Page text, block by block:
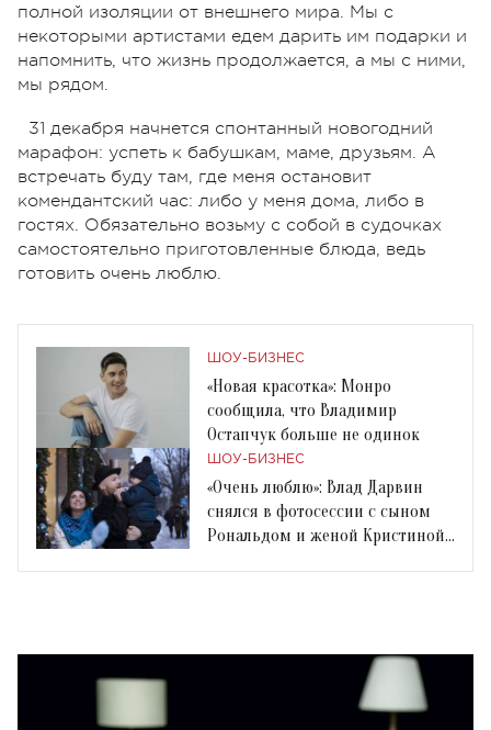
полной изоляции от внешнего мира. Мы с
некоторыми артистами едем дарить им подарки и
напомнить, что жизнь продолжается, а мы с ними,
мы рядом.
31 декабря начнется спонтанный новогодний
марафон: успеть к бабушкам, маме, друзьям. А
встречать буду там, где меня остановит
комендантский час: либо у меня дома, либо в
гостях. Обязательно возьму с собой в судочках
самостоятельно приготовленные блюда, ведь
готовить очень люблю.
ШОУ-БИЗНЕС
«Новая красотка»: Монро
сообщила, что Владимир
Остапчук больше не одинок
ШОУ-БИЗНЕС
«Очень люблю»: Влад Дарвин
снялся в фотосессии с сыном
Рональдом и женой Кристиной